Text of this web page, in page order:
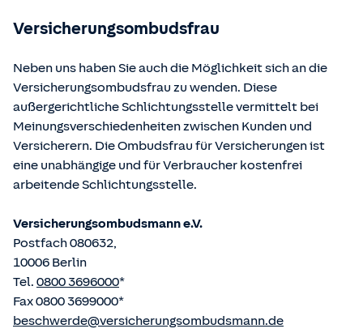
eingesehen und abgerufen werden.
Versicherungsombudsfrau
Neben uns haben Sie auch die Möglichkeit sich an die
Versicherungsombudsfrau zu wenden. Diese
außergerichtliche Schlichtungsstelle vermittelt bei
Meinungsverschiedenheiten zwischen Kunden und
Versicherern. Die Ombudsfrau für Versicherungen ist
eine unabhängige und für Verbraucher kostenfrei
arbeitende Schlichtungsstelle.
Versicherungsombudsmann e.V.
Postfach 080632,
10006 Berlin
Tel. 0800 3696000*
Fax 0800 3699000*
beschwerde@versicherungsombudsmann.de